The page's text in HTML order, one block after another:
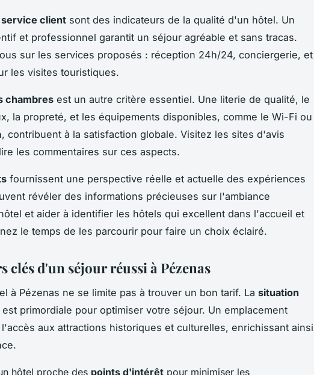
client sont des indicateurs de la qualité d'un hôtel. Un
et professionnel garantit un séjour agréable et sans tracas.
sur les services proposés : réception 24h/24, conciergerie, et
les visites touristiques.
chambres est un autre critère essentiel. Une literie de qualité, le
la propreté, et les équipements disponibles, comme le Wi-Fi ou
contribuent à la satisfaction globale. Visitez les sites d'avis
les commentaires sur ces aspects.
fournissent une perspective réelle et actuelle des expériences
révéler des informations précieuses sur l'ambiance
et aider à identifier les hôtels qui excellent dans l'accueil et
le temps de les parcourir pour faire un choix éclairé.
clés d'un séjour réussi à Pézenas
à Pézenas ne se limite pas à trouver un bon tarif. La situation
est primordiale pour optimiser votre séjour. Un emplacement
aux attractions historiques et culturelles, enrichissant ainsi
hôtel proche des points d'intérêt pour minimiser les